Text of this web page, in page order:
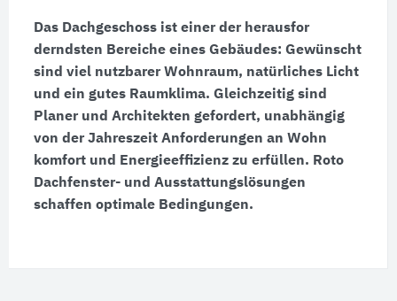
Das Dachgeschoss ist einer der herausfor
derndsten Bereiche eines Gebäudes: Gewünscht
sind viel nutzbarer Wohnraum, natürliches Licht
und ein gutes Raumklima. Gleichzeitig sind
Planer und Architekten gefordert, unabhängig
von der Jahreszeit Anforderungen an Wohn
komfort und Energieeffizienz zu erfüllen. Roto
Dachfenster- und Ausstattungslösungen
schaffen optimale Bedingungen.